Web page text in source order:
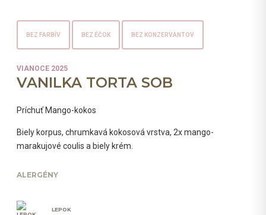
BEZ FARBÍV BEZ ÉČOK BEZ KONZERVANTOV
VIANOCE 2025
VANILKA TORTA SOB
Príchuť Mango-kokos
Biely korpus, chrumkavá kokosová vrstva, 2x mango-
marakujové coulis a biely krém.
ALERGÉNY
LEPOK